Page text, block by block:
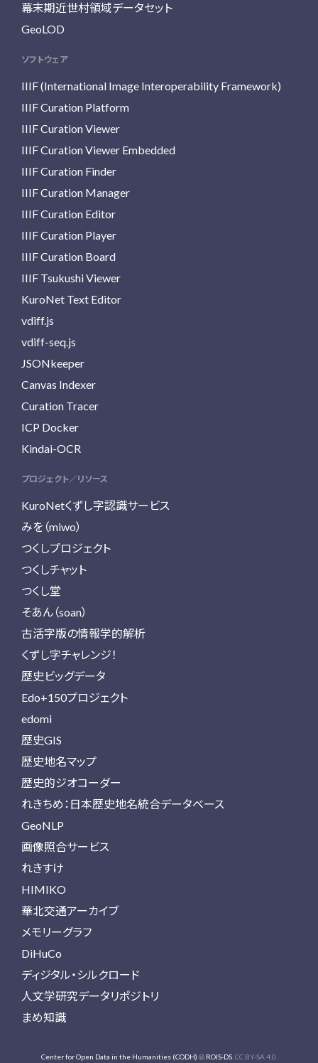
幕末期近世村領域データセット
GeoLOD
ソフトウェア
IIIF (International Image Interoperability Framework)
IIIF Curation Platform
IIIF Curation Viewer
IIIF Curation Viewer Embedded
IIIF Curation Finder
IIIF Curation Manager
IIIF Curation Editor
IIIF Curation Player
IIIF Curation Board
IIIF Tsukushi Viewer
KuroNet Text Editor
vdiff.js
vdiff-seq.js
JSONkeeper
Canvas Indexer
Curation Tracer
ICP Docker
Kindai-OCR
プロジェクト／リソース
KuroNetくずし字認識サービス
みを（miwo）
つくしプロジェクト
つくしチャット
つくし堂
そあん（soan）
古活字版の情報学的解析
くずし字チャレンジ！
歴史ビッグデータ
Edo+150プロジェクト
edomi
歴史GIS
歴史地名マップ
歴史的ジオコーダー
れきちめ：日本歴史地名統合データベース
GeoNLP
画像照合サービス
れきすけ
HIMIKO
華北交通アーカイブ
メモリーグラフ
DiHuCo
ディジタル・シルクロード
人文学研究データリポジトリ
まめ知識
Center for Open Data in the Humanities (CODH) @ ROIS-DS. CC BY-SA 4.0.